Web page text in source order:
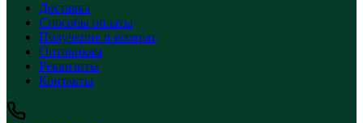
Доставка
Способы оплаты
Получение и возврат
Оптовикам
Реквизиты
Контакты